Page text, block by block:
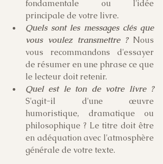
fondamentale ou l'idée
principale de votre livre.
Quels sont les messages clés que
vous voulez transmettre ? Nous
vous recommandons d'essayer
de résumer en une phrase ce que
le lecteur doit retenir.
Quel est le ton de votre livre ?
S'agit-il d'une œuvre
humoristique, dramatique ou
philosophique ? Le titre doit être
en adéquation avec l'atmosphère
générale de votre texte.